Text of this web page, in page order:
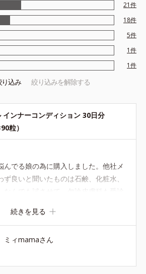
21件
18件
5件
1件
1件
込み 絞り込みを解除する
インナーコンディション 30日分
粒）
んでる娘の為に購入しました。他社メ
良いと聞いたものは石鹸、化粧水、
なんでも試させて、勿論皮膚科も受診
デー前後で酷くなり治り、治りかけで
し、娘が落ち込んでるのが可哀想
なく体の中からもと思いこちらを購
がら（粒なのにw）半袋飲んだとこ
化が明らかに緩やかでした。小さなポ
続きを見る
ミィmamaさん